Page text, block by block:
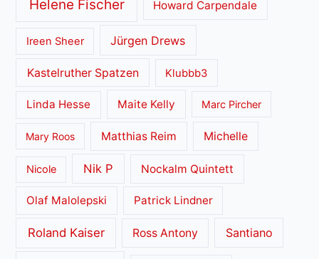
Helene Fischer Howard Carpendale
Ireen Sheer Jürgen Drews
Kastelruther Spatzen Klubbb3
Linda Hesse Maite Kelly Marc Pircher
Mary Roos Matthias Reim Michelle
Nicole Nik P Nockalm Quintett
Olaf Malolepski Patrick Lindner
Roland Kaiser Ross Antony Santiano